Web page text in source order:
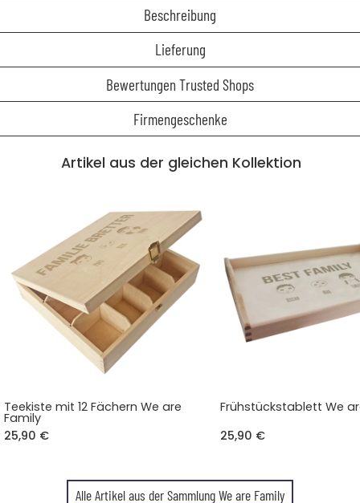
Beschreibung
Lieferung
Bewertungen Trusted Shops
Firmengeschenke
Artikel aus der gleichen Kollektion
Teekiste mit 12 Fächern We are
Family
25,90 €
Frühstückstablett We
25,90 €
Alle Artikel aus der Sammlung We are Family